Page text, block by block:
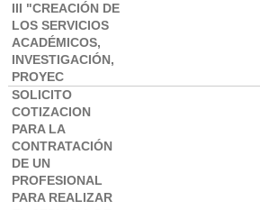
III "CREACIÓN DE
LOS SERVICIOS
ACADÉMICOS,
INVESTIGACIÓN,
PROYEC
SOLICITO
COTIZACION
PARA LA
CONTRATACIÓN
DE UN
PROFESIONAL
PARA REALIZAR